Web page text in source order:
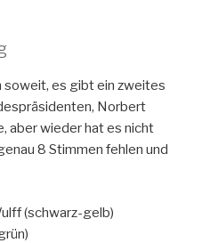
soweit, es gibt ein zweites
Norbert
aber wieder hat es nicht
8 Stimmen fehlen und
(schwarz-gelb)